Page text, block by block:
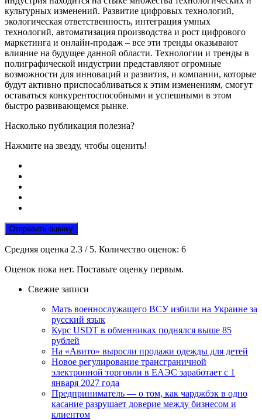
культурных изменений. Развитие цифровых технологий,
экологическая ответственность, интеграция умных
технологий, автоматизация производства и рост цифрового
маркетинга и онлайн-продаж – все эти тренды оказывают
влияние на будущее данной области. Технологии и тренды в
полиграфической индустрии представляют огромные
возможности для инноваций и развития, и компании, которые
будут активно приспосабливаться к этим изменениям, смогут
оставаться конкурентоспособными и успешными в этом
быстро развивающемся рынке.
Насколько публикация полезна?
Нажмите на звезду, чтобы оценить!
Отправить оценку
Средняя оценка 2.3 / 5. Количество оценок: 6
Оценок пока нет. Поставьте оценку первым.
Свежие записи
Мать военнослужащего ВСУ избили на Украине за
русский язык
Курс USDT в обменниках поднялся выше 85
рублей
На «Авито» выросли продажи одежды для детей
Новое регулирование трансграничной
электронной торговли в ЕАЭС заработает с 1
января 2027 года
Предприниматель — о том, как чарджбэк в одно
касание разрушает доверие между бизнесом и
клиентом